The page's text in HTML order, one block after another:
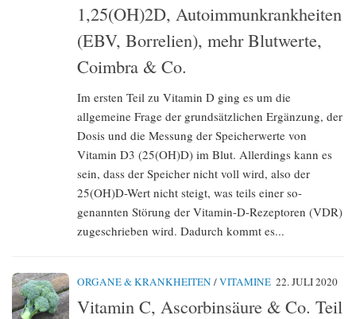
1,25(OH)2D, Autoimmunkrankheiten
(EBV, Borrelien), mehr Blutwerte,
Coimbra & Co.
Im ersten Teil zu Vitamin D ging es um die
allgemeine Frage der grundsätzlichen Ergänzung, der
Dosis und die Messung der Speicherwerte von
Vitamin D3 (25(OH)D) im Blut. Allerdings kann es
sein, dass der Speicher nicht voll wird, also der
25(OH)D-Wert nicht steigt, was teils einer so-
genannten Störung der Vitamin-D-Rezeptoren (VDR)
zugeschrieben wird. Dadurch kommt es...
ORGANE & KRANKHEITEN /VITAMINE 22. JULI 2020
Vitamin C, Ascorbinsäure & Co. Teil